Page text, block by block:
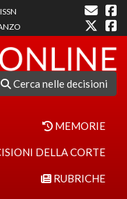
Cerca nelle decisioni
MEMORIE
DELLA CORTE
RUBRICHE